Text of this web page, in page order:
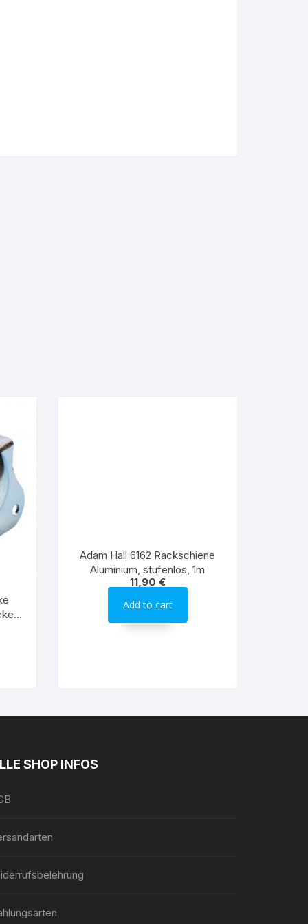
Adam Hall 6162 Rackschiene
Aluminium, stufenlos, 1m
11,90 €
Add to cart
SHOP INFOS